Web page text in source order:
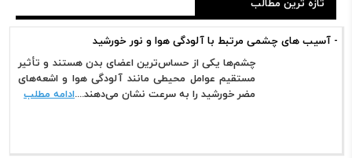
تازه ترین مطالب
- آسیب های چشمی مرتبط با آلودگی هوا و نور خورشید
چشم‌ها یکی از حساس‌ترین اعضای بدن هستند و تأثیر
مستقیم عوامل محیطی مانند آلودگی هوا و اشعه‌های
مضر خورشید را به سرعت نشان می‌دهند....ادامه مطلب